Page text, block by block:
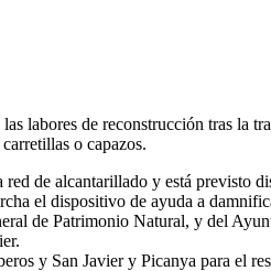
labores de reconstrucción tras la
o capazos.
de alcantarillado y está previsto
el dispositivo de ayuda a
de Patrimonio Natural, y del
y San Javier y Picanya para el